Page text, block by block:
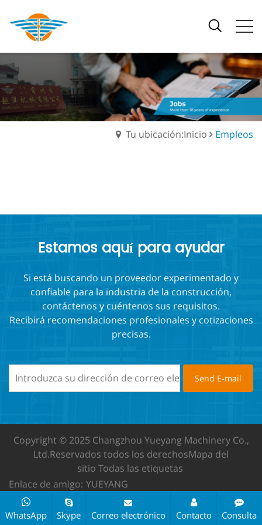
Tu ubicación:Inicio Empleos
Estamos aquí para ayudar
Si está buscando un proveedor experimentado y
confiable para la industria de la construcción,
contáctenos y cuéntenos sus requisitos.
Recibirá recomendaciones profesionales y cotizaciones
precisas.
Copyright © 2025 Changzhou Yueyang Machinery Co.,
Ltd.Reservados todos los derechosMapa del
sitio Todas las etiquetas
Enlace de amigo: YUEYANG
WhatsApp Skype Correo electrónico Contacto Consulta